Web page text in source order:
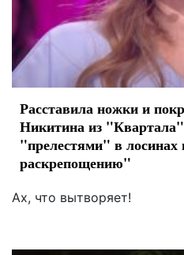
Расставила ножки и
Никитина из
"прелестями" в лосинах
раскрепощению"
Ах, что вытворяет!